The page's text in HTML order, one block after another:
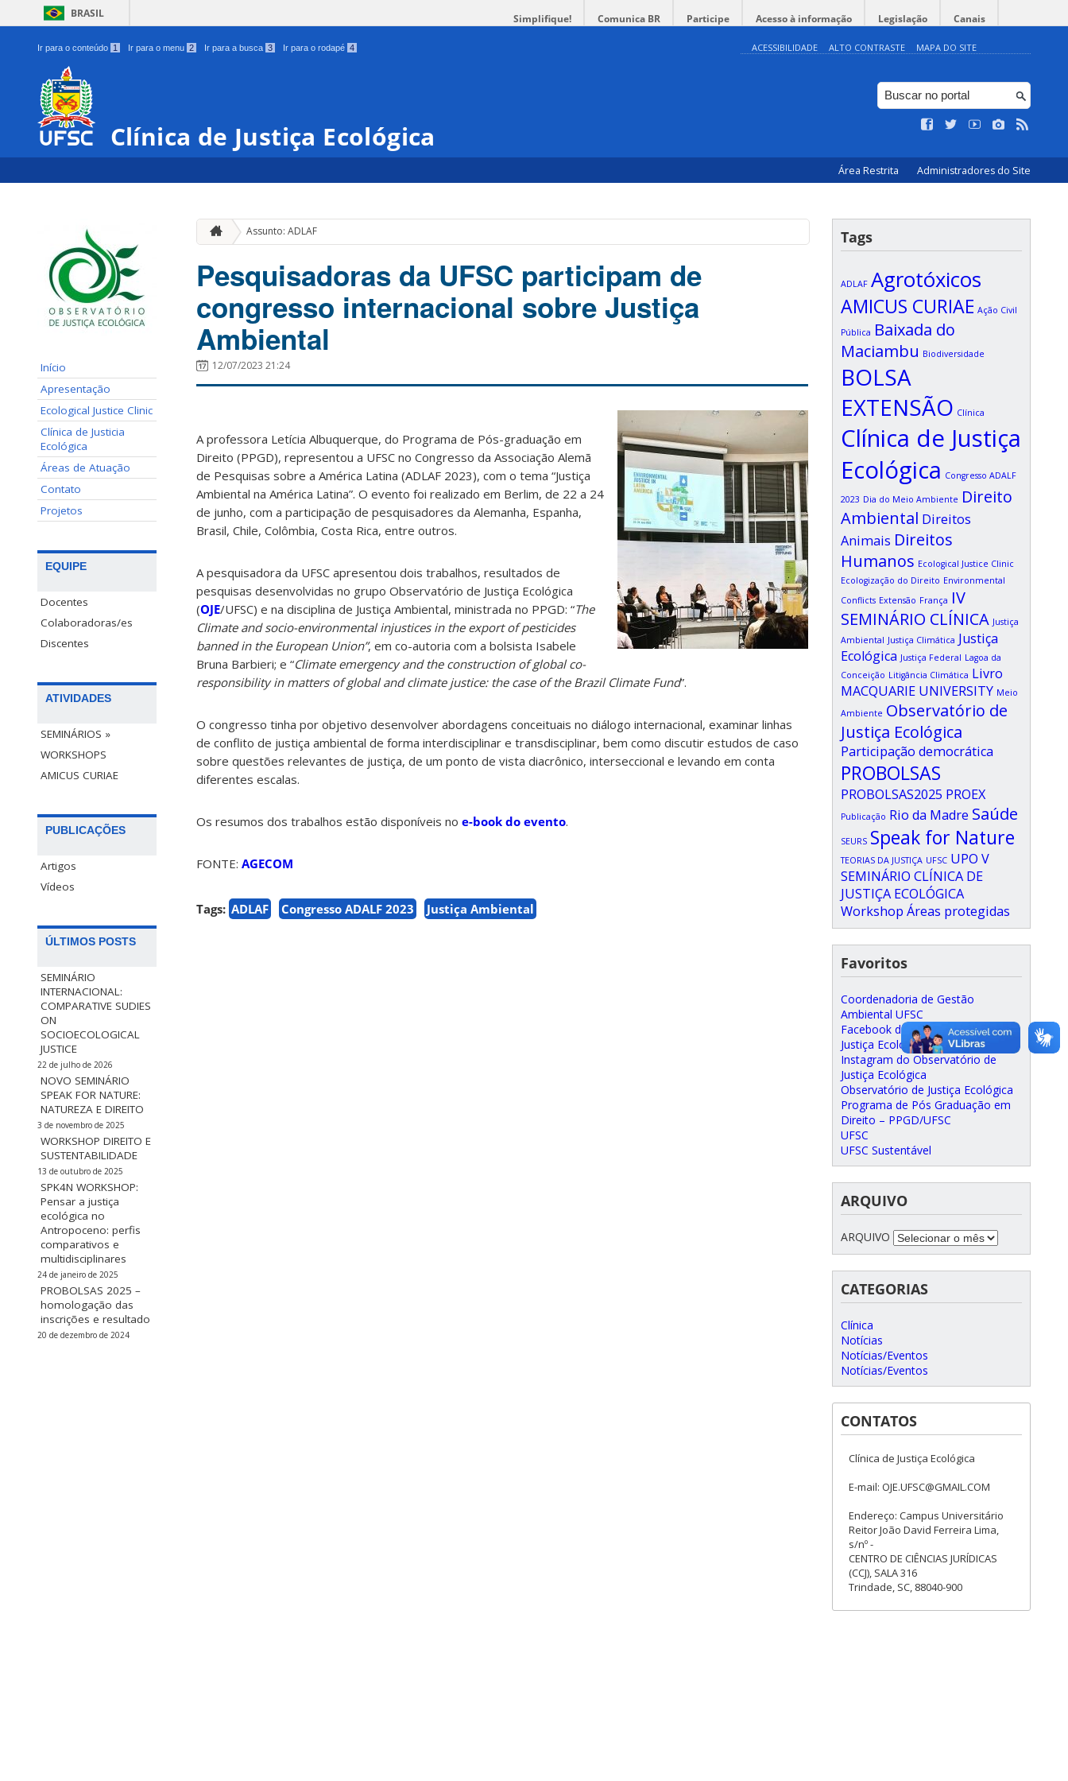
BRASIL Simplifique! Comunica BR Participe Acesso à informação Legislação Canais
Ir para o conteúdo 1 Ir para o menu 2 Ir para a busca 3 Ir para o rodapé 4 ACESSIBILIDADE ALTO CONTRASTE MAPA DO SITE
Clínica de Justiça Ecológica
Área Restrita Administradores do Site
Início
Apresentação
Ecological Justice Clinic
Clínica de Justicia
Ecológica
Áreas de Atuação
Contato
Projetos
EQUIPE
Docentes
Colaboradoras/es
Discentes
ATIVIDADES
SEMINÁRIOS »
WORKSHOPS
AMICUS CURIAE
PUBLICAÇÕES
Artigos
Vídeos
ÚLTIMOS POSTS
SEMINÁRIO
INTERNACIONAL:
COMPARATIVE SUDIES
ON
SOCIOECOLOGICAL
JUSTICE
22 de julho de 2026
NOVO SEMINÁRIO
SPEAK FOR NATURE:
NATUREZA E DIREITO
3 de novembro de 2025
WORKSHOP DIREITO E
SUSTENTABILIDADE
13 de outubro de 2025
SPK4N WORKSHOP:
Pensar a justiça
ecológica no
Antropoceno: perfis
comparativos e
multidisciplinares
24 de janeiro de 2025
PROBOLSAS 2025 –
homologação das
inscrições e resultado
20 de dezembro de 2024
Assunto: ADLAF
Pesquisadoras da UFSC participam de
congresso internacional sobre Justiça
Ambiental
12/07/2023 21:24
A professora Letícia Albuquerque, do Programa de Pós-graduação em
Direito (PPGD), representou a UFSC no Congresso da Associação Alemã
de Pesquisas sobre a América Latina (ADLAF 2023), com o tema “Justiça
Ambiental na América Latina”. O evento foi realizado em Berlim, de 22 a 24
de junho, com a participação de pesquisadores da Alemanha, Espanha,
Brasil, Chile, Colômbia, Costa Rica, entre outros.
A pesquisadora da UFSC apresentou dois trabalhos, resultados de
pesquisas desenvolvidas no grupo Observatório de Justiça Ecológica
(OJE/UFSC) e na disciplina de Justiça Ambiental, ministrada no PPGD: “The
Climate and socio-environmental injustices in the export of pesticides
banned in the European Union”, em co-autoria com a bolsista Isabele
Bruna Barbieri; e “Climate emergency and the construction of global co-
responsibility in matters of global and climate justice: the case of the Brazil Climate Fund”.
O congresso tinha por objetivo desenvolver abordagens conceituais no diálogo internacional, examinar linhas
de conflito de justiça ambiental de forma interdisciplinar e transdisciplinar, bem como discutir estudos de caso
sobre questões relevantes de justiça, de um ponto de vista diacrônico, interseccional e levando em conta
diferentes escalas.
Os resumos dos trabalhos estão disponíveis no e-book do evento.
FONTE: AGECOM
Tags: ADLAF Congresso ADALF 2023 Justiça Ambiental
Tags
ADLAF Agrotóxicos
AMICUS CURIAE Ação Civil
Pública Baixada do
Maciambu Biodiversidade
BOLSA
EXTENSÃO Clínica
Clínica de Justiça
Ecológica Congresso ADALF
2023 Dia do Meio Ambiente Direito
Ambiental Direitos
Animais Direitos
Humanos Ecological Justice Clinic
Ecologização do Direito Environmental
Conflicts Extensão França IV
SEMINÁRIO CLÍNICA Justiça
Ambiental Justiça Climática Justiça
Ecológica Justiça Federal Lagoa da
Conceição Litigância Climática Livro
MACQUARIE UNIVERSITY Meio
Ambiente Observatório de
Justiça Ecológica
Participação democrática
PROBOLSAS
PROBOLSAS2025 PROEX
Publicação Rio da Madre Saúde
SEURS Speak for Nature
TEORIAS DA JUSTIÇA UFSC UPO V
SEMINÁRIO CLÍNICA DE
JUSTIÇA ECOLÓGICA
Workshop Áreas protegidas
Favoritos
Coordenadoria de Gestão
Ambiental UFSC
Facebook do Observatório de
Justiça Ecológica
Instagram do Observatório de
Justiça Ecológica
Observatório de Justiça Ecológica
Programa de Pós Graduação em
Direito – PPGD/UFSC
UFSC
UFSC Sustentável
ARQUIVO
ARQUIVO
CATEGORIAS
Clínica
Notícias
Notícias/Eventos
Notícias/Eventos
CONTATOS
Clínica de Justiça Ecológica
E-mail: OJE.UFSC@GMAIL.COM
Endereço: Campus Universitário
Reitor João David Ferreira Lima,
s/nº -
CENTRO DE CIÊNCIAS JURÍDICAS
(CCJ), SALA 316
Trindade, SC, 88040-900